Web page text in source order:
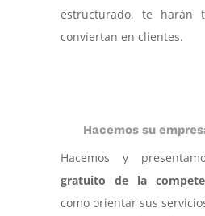
estructurado, te harán
conviertan en clientes.
Hacemos su
Hacemos y
gratuito de la
como orientar sus